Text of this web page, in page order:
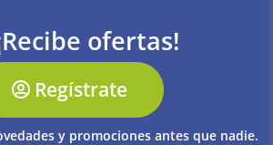
ofertas!
Regístrate
y promociones antes que nadie.